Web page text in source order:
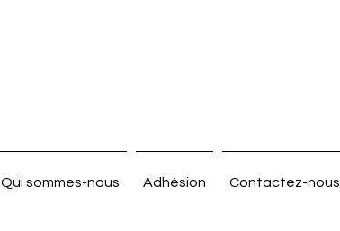
Qui sommes-nous Adhésion Contactez-nous